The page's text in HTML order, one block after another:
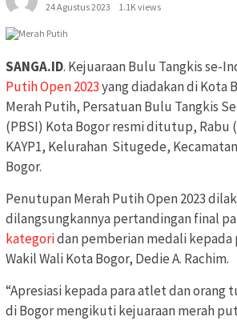
24 Agustus 2023
1.1K views
SANGA.ID. Kejuaraan Bulu Tangkis se-
Putih Open 2023yang diadakan di Kota
Merah Putih, Persatuan Bulu Tangkis
(PBSI) Kota Bogor resmi ditutup, Rabu
KAYP1, Kelurahan Situgede,
Bogor.
Penutupan Merah Putih Open 2023
dilangsungkannya pertandingan final
kategoridan pemberian medali kepada
Wakil Wali Kota Bogor, Dedie A. Rachim.
“Apresiasi kepada para atlet dan orang
di Bogor mengikuti kejuaraan merah